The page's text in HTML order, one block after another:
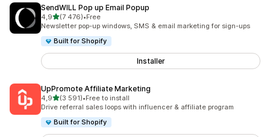
SendWILL Pop up Email Popup
4,9av 5 stjerner
(7 476)
Totalt 7476 omtaler
•Free
Newsletter pop-up windows, SMS & email marketing for sign-ups
Built for Shopify
Installer
UpPromote Affiliate Marketing
4,9av 5 stjerner
(3 591)
Totalt 3591 omtaler
•Free to install
Drive referral sales loops with influencer & affiliate program
Built for Shopify